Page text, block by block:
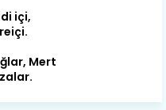
içi,
Mert
var.